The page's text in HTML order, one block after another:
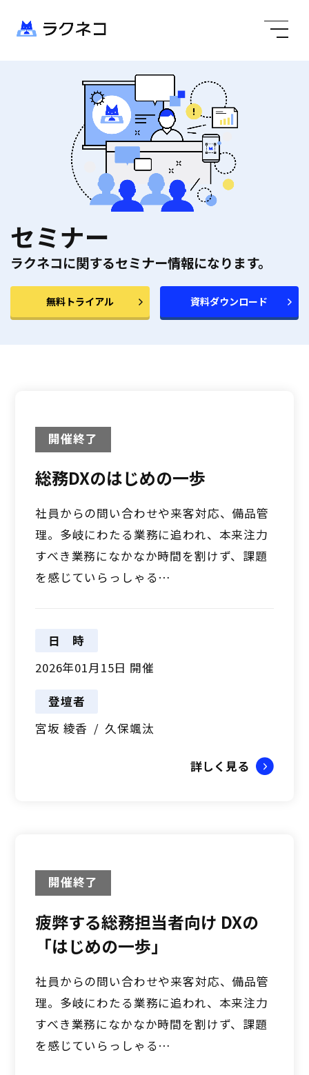
セミナー
ラクネコに関するセミナー情報になります。
無料トライアル 資料ダウンロード
開催終了
総務DXのはじめの一歩
社員からの問い合わせや来客対応、備品管
理。多岐にわたる業務に追われ、本来注力
すべき業務になかなか時間を割けず、課題
を感じていらっしゃる…
日時
2026年01月15日 開催
登壇者
宮坂 綾香
久保颯汰
詳しく見る
開催終了
疲弊する総務担当者向け DXの
「はじめの一歩」
社員からの問い合わせや来客対応、備品管
理。多岐にわたる業務に追われ、本来注力
すべき業務になかなか時間を割けず、課題
を感じていらっしゃる…